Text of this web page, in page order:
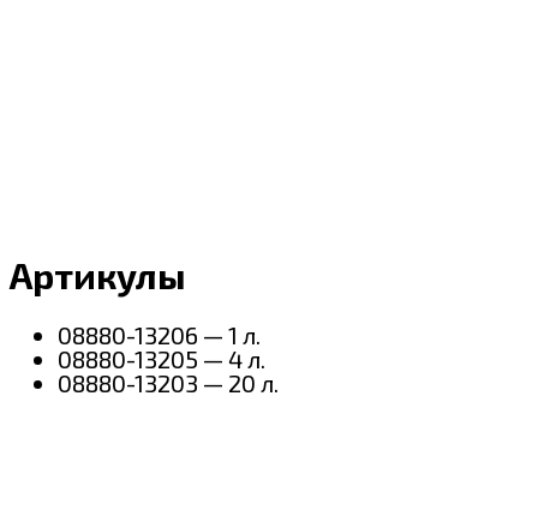
Артикулы
08880-13206 — 1 л.
08880-13205 — 4 л.
08880-13203 — 20 л.